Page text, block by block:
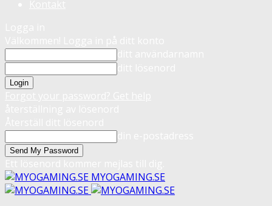
MYOGAMING.SE